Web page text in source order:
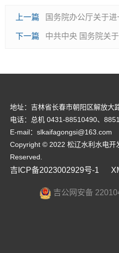
上一篇 国务院办公厅关于进一步优化营
下一篇
地址：吉林省长春市朝阳区解放大
电话：总机 0431-88510490、
E-mail：slkaifagongsi@163.com
Copyright © 2022 松辽水利水电开
Reserved.
吉ICP备2023002929号-1
吉公网安备